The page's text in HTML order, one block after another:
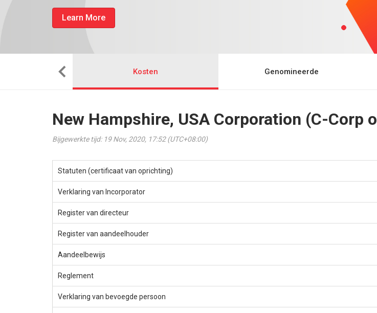
Learn More
Kosten Genomineerde
New Hampshire, USA Corporation (C-Corp
Bijgewerkte tijd: 19 Nov, 2020, 17:52 (UTC+08:00)
Statuten (certificaat van oprichting)
Verklaring van Incorporator
Register van directeur
Register van aandeelhouder
Aandeelbewijs
Reglement
Verklaring van bevoegde persoon